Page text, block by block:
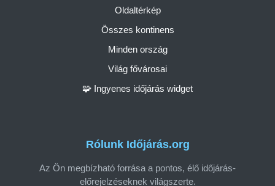
Rólunk Időjárás.org
Az Ön megbízható forrása a pontos, élő időjárás-
előrejelzéseknek világszerte.
Oldaltérkép
Összes kontinens
Minden ország
Világ fővárosai
🧩 Ingyenes időjárás widget